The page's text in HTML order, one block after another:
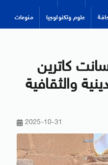
علوم وتكنولوجيا منوعات
سانت كاترين
والثقافية
2025-10-31